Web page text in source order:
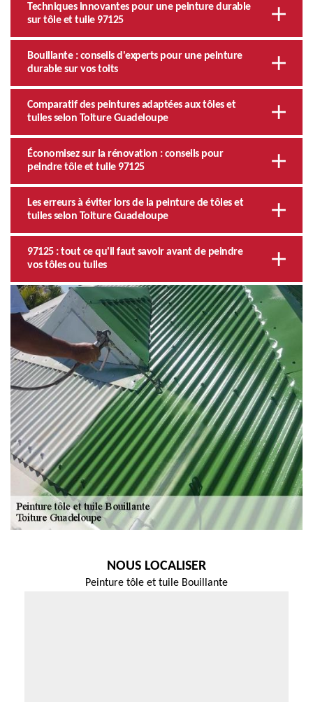
Techniques innovantes pour une peinture durable
sur tôle et tuile 97125
Bouillante : conseils d'experts pour une peinture
durable sur vos toits
Comparatif des peintures adaptées aux tôles et
tuiles selon Toiture Guadeloupe
Économisez sur la rénovation : conseils pour
peindre tôle et tuile 97125
Les erreurs à éviter lors de la peinture de tôles et
tuiles selon Toiture Guadeloupe
97125 : tout ce qu'il faut savoir avant de peindre
vos tôles ou tuiles
NOUS LOCALISER
Peinture tôle et tuile Bouillante